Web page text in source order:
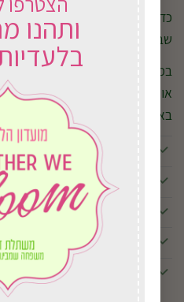
ותהנו
כדי לשמור על עלווה ירוקה,
שבע לב באופן קבוע במהלך
במשתלת דרויאן נשמח לעזור
או למשרד. מוזמנים לפנות אלינו
באהבה ובמקצועיות.
מה מיוחד בבת שבע לב?
האם בת שבע לב יכולה
האם בת שבע לב אוהבת
למה בת שבע לב לא
האם בת שבע לב מתאימה